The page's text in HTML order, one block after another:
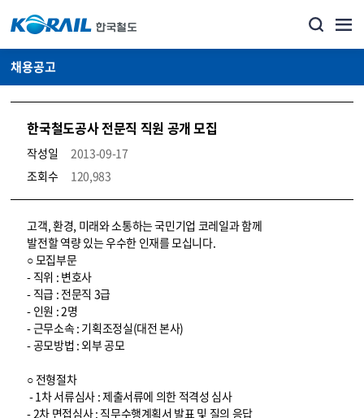
채용공고
한국철도공사 전문직 직원 공개 모집
작성일
2013-09-17
조회수
120,983
코레일소개_경영공시_채용공고 상세보기 – 내용, 파일, 담당자 연락처로 구성
고객, 환경, 미래와 소통하는 국민기업 코레일과 함께
발전할 역량 있는 우수한 인재를 모십니다.
○ 모집부문
- 직위 : 변호사
- 직급 : 전문직 3급
- 인원 : 2명
- 근무소속 : 기획조정실(대전 본사)
- 공모방법 : 외부 공모
○ 전형절차
- 1차 서류심사 : 제출서류에 의한 적격성 심사
- 2차 면접심사 : 직무수행계획서 발표 및 질의 응답